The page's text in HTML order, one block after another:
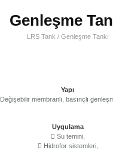
Genleşme
LRS Tank / Genleşme Tankı
Yapı
Değişebilir membranlı, basınçlı
Uygulama
Su temini,
Hidrofor sistemleri,